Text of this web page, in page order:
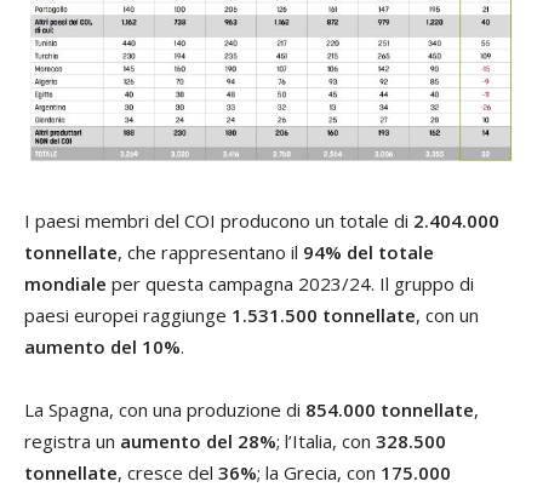
I paesi membri del COI producono un totale di 2.404.000
tonnellate, che rappresentano il 94% del totale
mondiale per questa campagna 2023/24. Il gruppo di
paesi europei raggiunge 1.531.500 tonnellate, con un
aumento del 10%.
La Spagna, con una produzione di 854.000 tonnellate,
registra un aumento del 28%; l’Italia, con 328.500
tonnellate, cresce del 36%; la Grecia, con 175.000